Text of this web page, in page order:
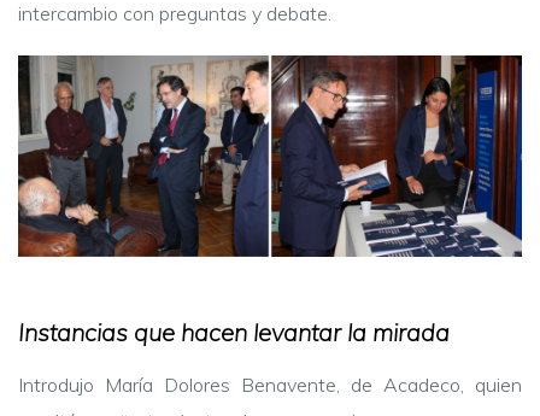
intercambio con preguntas y debate.
Instancias que hacen levantar la mirada
Introdujo María Dolores Benavente, de Acadeco, quien